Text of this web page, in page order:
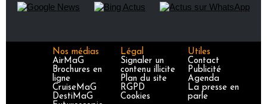
Nos médias
AirMaG
Brochures en
ligne
CruiseMaG
DestiMaG
Légal
Signaler un
contenu illicite
Plan du site
RGPD
Cookies
Utiles
Contact
Publicité
Agenda
La presse en
parle